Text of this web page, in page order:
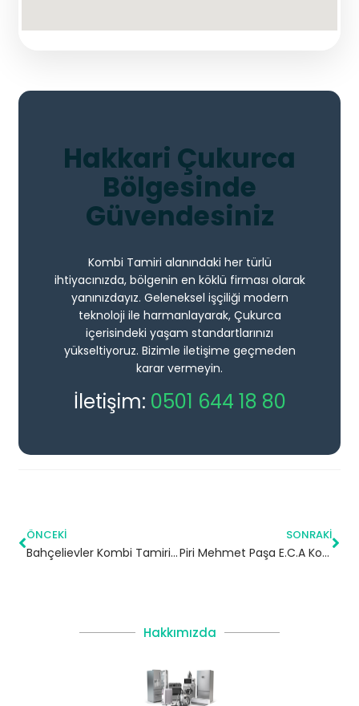
Hakkari Çukurca
Bölgesinde
Güvendesiniz
Kombi Tamiri alanındaki her türlü
ihtiyacınızda, bölgenin en köklü firması olarak
yanınızdayız. Geleneksel işçiliği modern
teknoloji ile harmanlayarak, Çukurca
içerisindeki yaşam standartlarınızı
yükseltiyoruz. Bizimle iletişime geçmeden
karar vermeyin.
İletişim: 0501 644 18 80
ÖNCEKI
Bahçelievler Kombi Tamiri | İstanbul
SONRAKI
Piri Mehmet Paşa E.C.A Kombi Servisi – Silivri Yetkili Servis
Hakkımızda